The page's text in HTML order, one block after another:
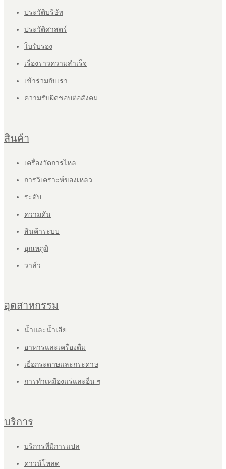
ประวัติบริษัท
ประวัติศาสตร์
ใบรับรอง
เรื่องราวความสำเร็จ
เข้าร่วมกับเรา
ความรับผิดชอบต่อสังคม
สินค้า
เครื่องวัดการไหล
การวิเคราะห์ของเหลว
ระดับ
ความดัน
สินค้าระบบ
อุณหภูมิ
วาล์ว
อุตสาหกรรม
น้ำและน้ำเสีย
อาหารและเครื่องดื่ม
เยื่อกระดาษและกระดาษ
การทำเหมืองแร่และอื่น ๆ
บริการ
บริการที่มีการแปล
ดาวน์โหลด